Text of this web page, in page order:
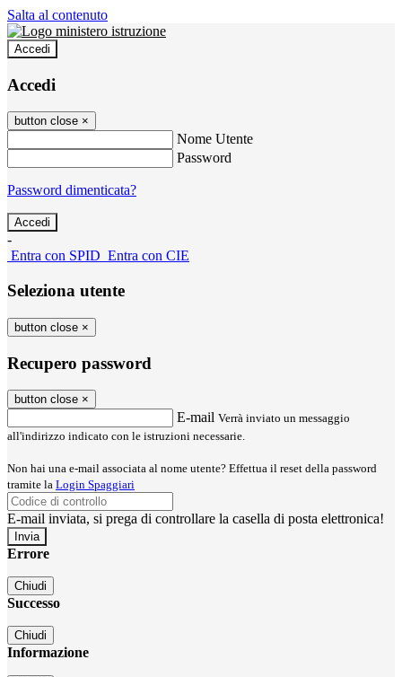
Salta al contenuto
Accedi
Accedi
button close ×
Nome Utente
Password
Password dimenticata?
-
Entra con SPID Entra con CIE
Seleziona utente
button close ×
Recupero password
button close ×
E-mail Verrà inviato un messaggio
all'indirizzo indicato con le istruzioni necessarie.
Non hai una e-mail associata al nome utente? Effettua il reset della password
tramite la Login Spaggiari
E-mail inviata, si prega di controllare la casella di posta elettronica!
Errore
Chiudi
Successo
Chiudi
Informazione